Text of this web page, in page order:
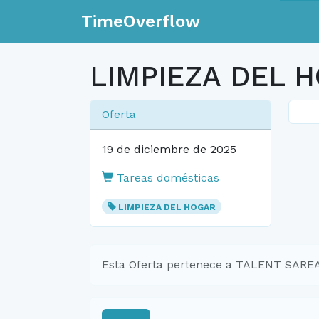
TimeOverflow
LIMPIEZA DEL
Oferta
19 de diciembre de 2025
Tareas domésticas
LIMPIEZA DEL HOGAR
Esta Oferta pertenece a TALENT